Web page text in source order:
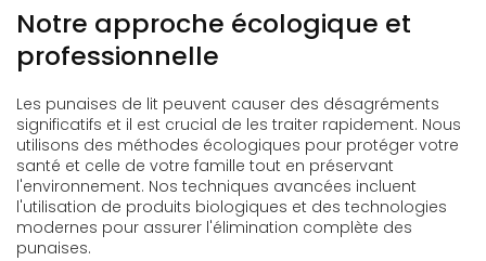
Notre approche écologique et
professionnelle
Les punaises de lit peuvent causer des désagréments
significatifs et il est crucial de les traiter rapidement. Nous
utilisons des méthodes écologiques pour protéger votre
santé et celle de votre famille tout en préservant
l'environnement. Nos techniques avancées incluent
l'utilisation de produits biologiques et des technologies
modernes pour assurer l'élimination complète des
punaises.